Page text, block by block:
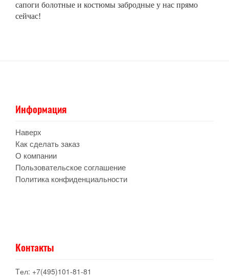
сапоги болотные и костюмы забродные у нас прямо
сейчас!
Информация
Наверх
Как сделать заказ
О компании
Пользовательское соглашение
Политика конфиденциальности
Контакты
Tел: +7(495)101-81-81